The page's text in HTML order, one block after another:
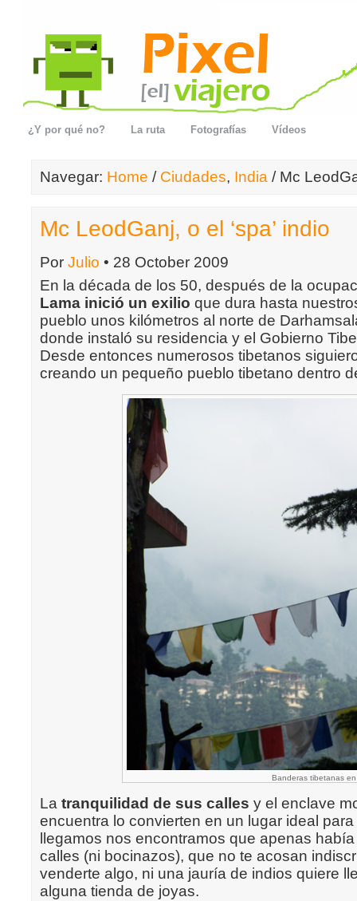
¿Y por qué no? La ruta Fotografías Vídeos
Navegar: Home / Ciudades, India / Mc
Mc LeodGanj, o el ‘spa’ indio
Por Julio • 28 October 2009
En la década de los 50, después de la
Lama inició un exilio que dura hasta
pueblo unos kilómetros al norte de
donde instaló su residencia y el Gobierno
Desde entonces numerosos tibetanos
creando un pequeño pueblo tibetano dentro
Banderas tibetanas
La tranquilidad de sus calles y el enclave
encuentra lo convierten en un lugar ideal
llegamos nos encontramos que apenas
calles (ni bocinazos), que no te acosan
venderte algo, ni una jauría de indios quiere
alguna tienda de joyas.